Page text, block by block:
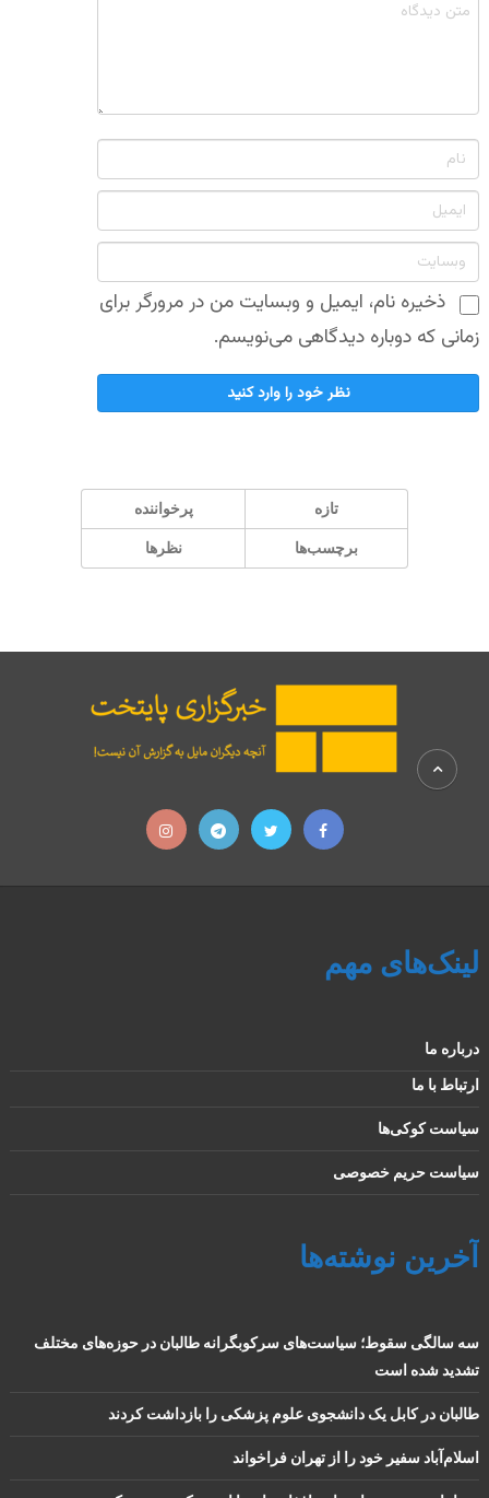
ذخیره نام، ایمیل و وبسایت من در مرورگر برای
زمانی که دوباره دیدگاهی می‌نویسم.
پر‌خواننده تازه
نظرها برچسب‌ها
لینک‌های مهم
درباره ما
ارتباط با ما
سیاست کوکی‌ها
سیاست حریم خصوصی
آخرین نوشته‌ها
سه سالگی سقوط؛ سیاست‌های سرکوبگرانه طالبان در حوزه‌های مختلف
تشدید شده است
طالبان در کابل یک دانشجوی علوم پزشکی را بازداشت کردند
اسلام‌آباد سفیر خود را از تهران فراخواند